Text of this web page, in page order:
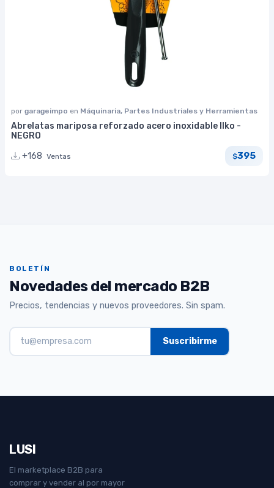
por garageimpo en Máquinaria, Partes Industriales y Herramientas
Abrelatas mariposa reforzado acero inoxidable Ilko -
NEGRO
+168 Ventas $395
BOLETÍN
Novedades del mercado B2B
Precios, tendencias y nuevos proveedores. Sin spam.
LUSI
El marketplace B2B para
comprar y vender al por mayor